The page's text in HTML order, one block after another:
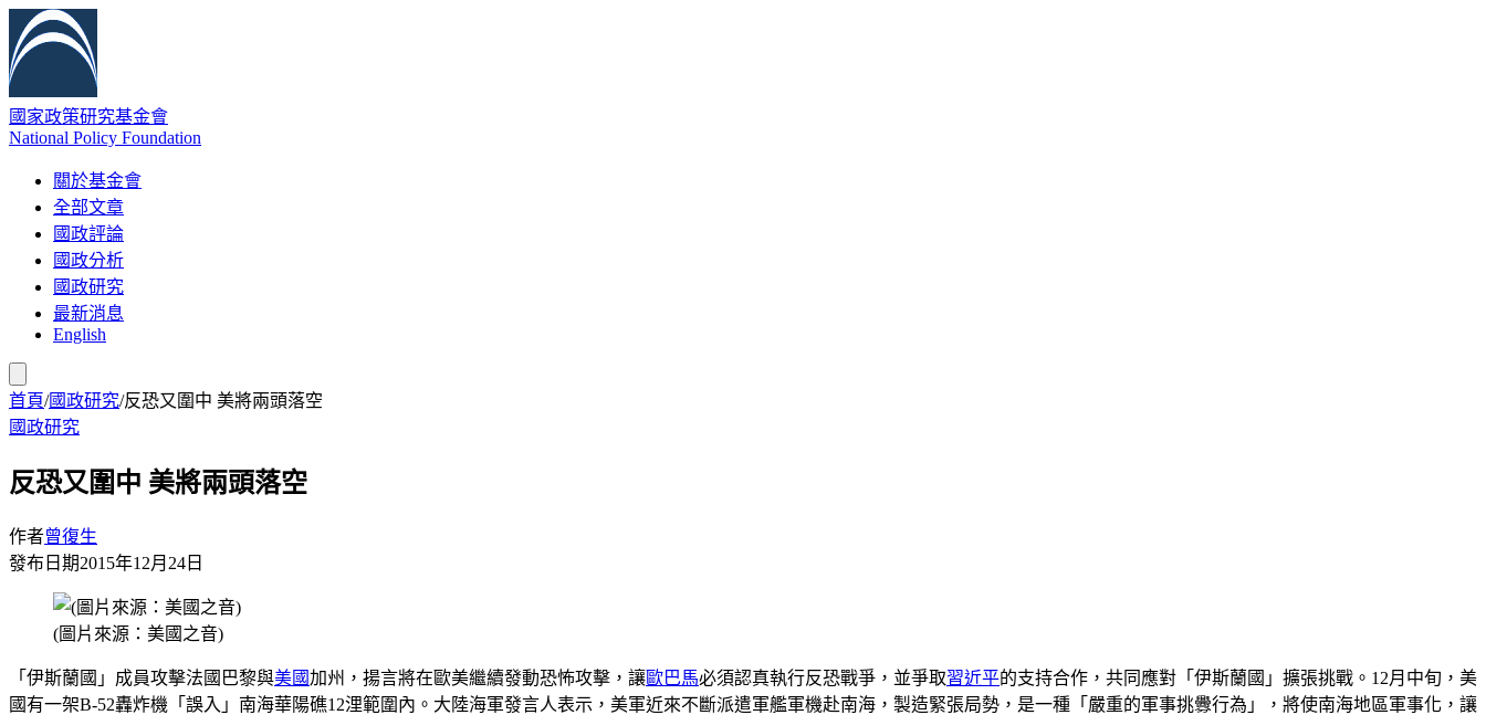
國家政策研究基金會
National Policy Foundation
關於基金會
全部文章
國政評論
國政分析
國政研究
最新消息
English
首頁/國政研究/反恐又圍中 美將兩頭落空
國政研究
反恐又圍中 美將兩頭落空
作者曾復生
發布日期2015年12月24日
(圖片來源：美國之音)
「伊斯蘭國」成員攻擊法國巴黎與美國加州，揚言將在歐美繼續發動恐怖攻擊，讓歐巴馬必須認真執行反恐戰爭，並爭取習近平的支持合作，共同應對「伊斯蘭國」擴張挑戰。12月中旬，美
國有一架B-52轟炸機「誤入」南海華陽礁12浬範圍內。大陸海軍發言人表示，美軍近來不斷派遣軍艦軍機赴南海，製造緊張局勢，是一種「嚴重的軍事挑釁行為」，將使南海地區軍事化，讓